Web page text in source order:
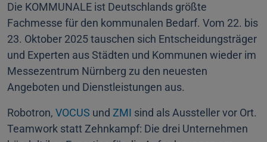
Die KOMMUNALE ist Deutschlands größte
Fachmesse für den kommunalen Bedarf. Vom 22. bis
23. Oktober 2025 tauschen sich Entscheidungsträger
und Experten aus Städten und Kommunen wieder im
Messezentrum Nürnberg zu den neuesten
Angeboten und Dienstleistungen aus.
Robotron, VOCUS und ZMI sind als Aussteller vor Ort.
Teamwork statt Zehnkampf: Die drei Unternehmen